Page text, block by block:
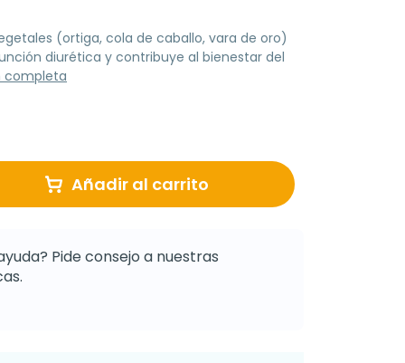
(ortiga, cola de caballo, vara de oro)
diurética y contribuye al bienestar del
completa
Añadir al carrito
Pide consejo a nuestras